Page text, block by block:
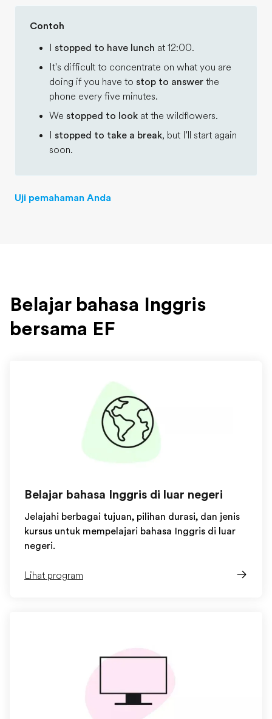
Contoh
stopped to have lunch at 12:00.
It's difficult to concentrate on what you are
doing if you have to stop to answer the
phone every five minutes.
We stopped to look at the wildflowers.
stopped to take a break, but I'll start again
soon.
Uji pemahaman Anda
Belajar bahasa Inggris
bersama EF
Belajar bahasa Inggris di luar negeri
Jelajahi berbagai tujuan, pilihan durasi, dan jenis
kursus untuk mempelajari bahasa Inggris di luar
negeri.
Lihat program